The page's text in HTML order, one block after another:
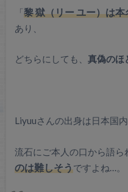
「黎 獄（リー ユー）は
あり、
どちらにしても、 真偽のほ
Liyuuさんの出身は日本国内
流石にご本人の口から語ら
のは難しそうですよね…。